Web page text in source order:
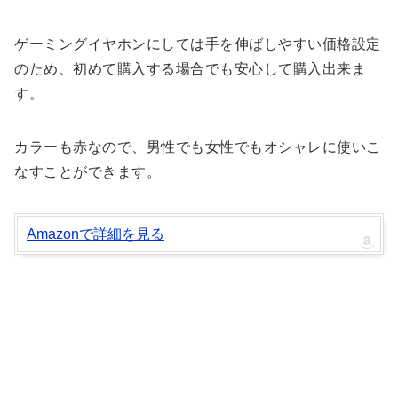
ゲーミングイヤホンにしては手を伸ばしやすい価格設定
のため、初めて購入する場合でも安心して購入出来ま
す。
カラーも赤なので、男性でも女性でもオシャレに使いこ
なすことができます。
Amazonで詳細を見る